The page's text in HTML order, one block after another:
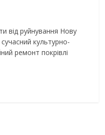
від руйнування Нову
культурно-
ремонт покрівлі